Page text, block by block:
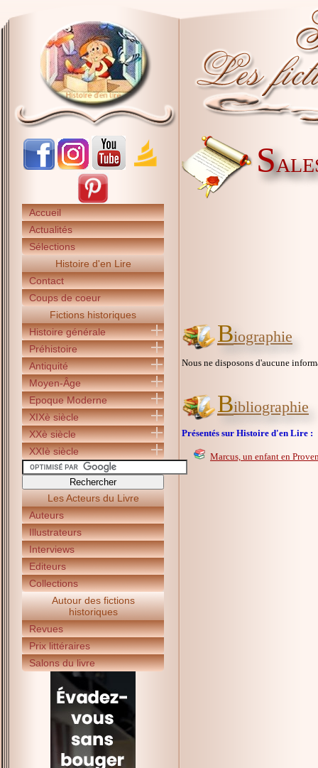
Accueil
Actualités
Sélections
Histoire d'en Lire
Contact
Coups de coeur
Fictions historiques
Histoire générale
Préhistoire
Antiquité
Moyen-Âge
Epoque Moderne
XIXè siècle
XXè siècle
XXIè siècle
Les Acteurs du Livre
Auteurs
Illustrateurs
Interviews
Editeurs
Collections
Autour des fictions
historiques
Revues
Prix littéraires
Salons du livre
S
Biographie
Nous ne disposons d'aucune
Bibliographie
Présentés sur Histoire d'en Lire :
Marcus, un enfant en